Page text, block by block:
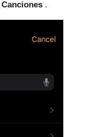
Canciones .